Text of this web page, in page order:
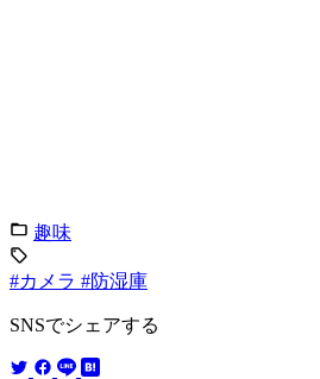
趣味
#カメラ #防湿庫
SNSでシェアする